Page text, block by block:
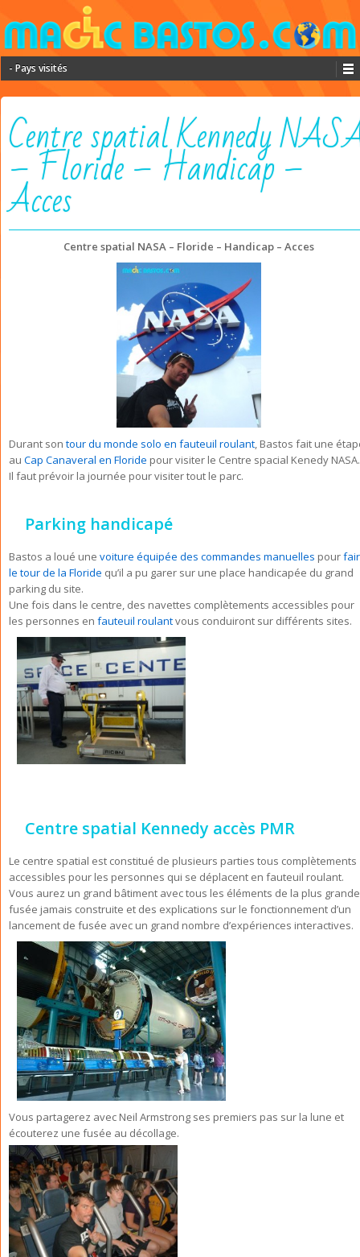
- Pays visités
Centre spatial Kennedy
– Floride – Handicap –
Acces
Centre spatial NASA – Floride – Handicap – Acces
Durant son tour du monde solo en fauteuil roulant, Bastos fait une
au Cap Canaveral en Floride pour visiter le Centre spacial Kenedy NASA.
Il faut prévoir la journée pour visiter tout le parc.
Parking handicapé
Bastos a loué une voiture équipée des commandes manuelles pour
le tour de la Floride qu’il a pu garer sur une place handicapée du grand
parking du site.
Une fois dans le centre, des navettes complètements accessibles pour
les personnes en fauteuil roulantvous conduiront sur différents sites.
Centre spatial Kennedy accès PMR
Le centre spatial est constitué de plusieurs parties tous complètements
accessibles pour les personnes qui se déplacent en fauteuil roulant.
Vous aurez un grand bâtiment avec tous les éléments de la plus grande
fusée jamais construite et des explications sur le fonctionnement d’un
lancement de fusée avec un grand nombre d’expériences interactives.
Vous partagerez avec Neil Armstrong ses premiers pas sur la lune et
écouterez une fusée au décollage.